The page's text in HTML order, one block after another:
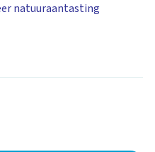
natuuraantasting